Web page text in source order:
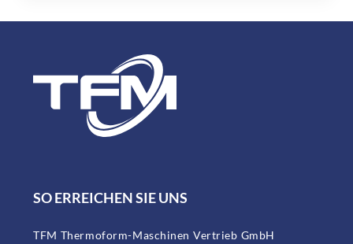
SO ERREICHEN SIE UNS
TFM Thermoform-Maschinen Vertrieb GmbH